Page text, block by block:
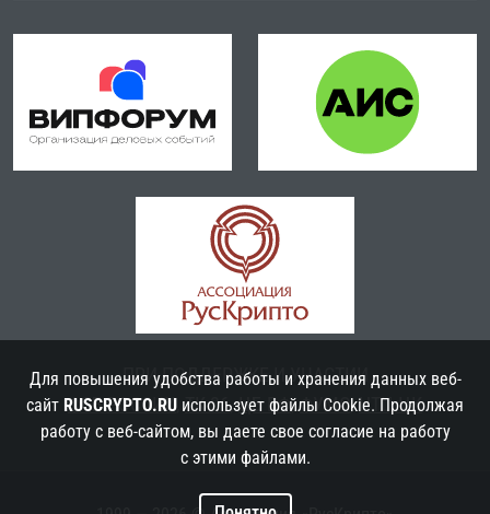
ПРИ ПОДДЕРЖКЕ И УЧАСТИИ
ФСБ РОССИИ,ТК 26,ЦБ РФ,ФУМО,НТЦ ЦК
Для повышения удобства работы и хранения данных веб-
сайт RUSCRYPTO.RU использует файлы Cookie. Продолжая
работу с веб-сайтом, вы даете свое согласие на работу
с этими файлами.